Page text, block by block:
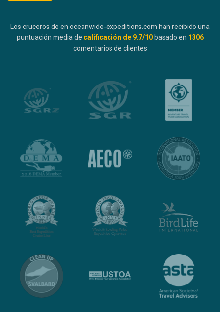
Los cruceros de en oceanwide-expeditions.com han recibido una
puntuación media de calificación de 9.7/10 basado en 1306
comentarios de clientes